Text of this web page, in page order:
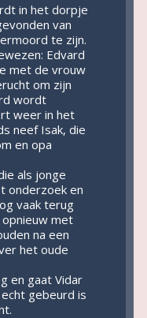
in het dorpje
van
te zijn.
Edvard
met de vrouw
om zijn
wordt
weer in het
neef Isak, die
en opa
als jonge
onderzoek en
vaak terug
opnieuw met
na een
het oude
en gaat Vidar
gebeurd is